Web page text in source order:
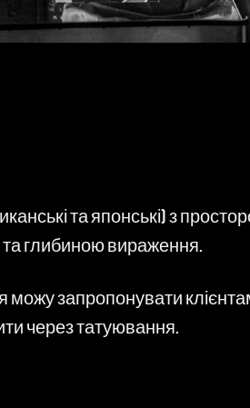
та японські) з
та глибиною вираження.
можу запропонувати
через татуювання.